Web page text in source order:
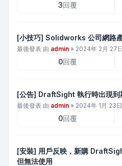
3回覆
[小技巧] Solidworks 公司網路
最後發表 由 admin » 2024年 2月 27
0回覆
[公告] DraftSight 執行時出現到
最後發表 由 admin » 2024年 1月 23
0回覆
[安裝] 用戶反映，新購
但無法使用